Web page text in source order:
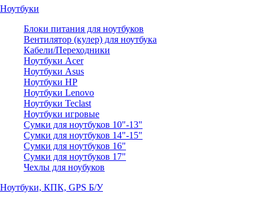
Ноутбуки
Блоки питания для ноутбуков
Вентилятор (кулер) для ноутбука
Кабели/Переходники
Ноутбуки Acer
Ноутбуки Asus
Ноутбуки HP
Ноутбуки Lenovo
Ноутбуки Teclast
Ноутбуки игровые
Сумки для ноутбуков 10"-13"
Сумки для ноутбуков 14"-15"
Сумки для ноутбуков 16"
Сумки для ноутбуков 17"
Чехлы для ноубуков
Ноутбуки, КПК, GPS Б/У